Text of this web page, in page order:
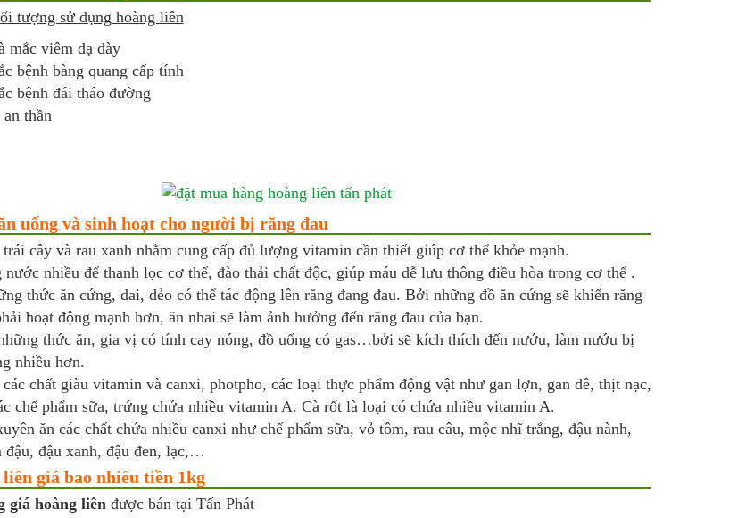
tượng sử dụng hoàng liên
mắc viêm dạ dày
bệnh bàng quang cấp tính
bệnh đái tháo đường
thần
uống và sinh hoạt cho người bị răng đau
cây và rau xanh nhằm cung cấp đủ lượng vitamin cần thiết giúp cơ thể khỏe mạnh.
nước nhiều để thanh lọc cơ thể, đào thải chất độc, giúp máu dễ lưu thông điều hòa trong cơ thể .
thức ăn cứng, dai, dẻo có thể tác động lên răng đang đau. Bởi những đồ ăn cứng sẽ khiến răng
hoạt động mạnh hơn, ăn nhai sẽ làm ảnh hưởng đến răng đau của bạn.
thức ăn, gia vị có tính cay nóng, đồ uống có gas…bởi sẽ kích thích đến nướu, làm nướu bị
nhiều hơn.
chất giàu vitamin và canxi, photpho, các loại thực phẩm động vật như gan lợn, gan dê, thịt nạc,
chế phẩm sữa, trứng chứa nhiều vitamin A. Cà rốt là loại có chứa nhiều vitamin A.
ăn các chất chứa nhiều canxi như chế phẩm sữa, vỏ tôm, rau câu, mộc nhĩ trắng, đậu nành,
đậu, đậu xanh, đậu đen, lạc,…
giá bao nhiêu tiền 1kg
giá hoàng liên được bán tại Tấn Phát